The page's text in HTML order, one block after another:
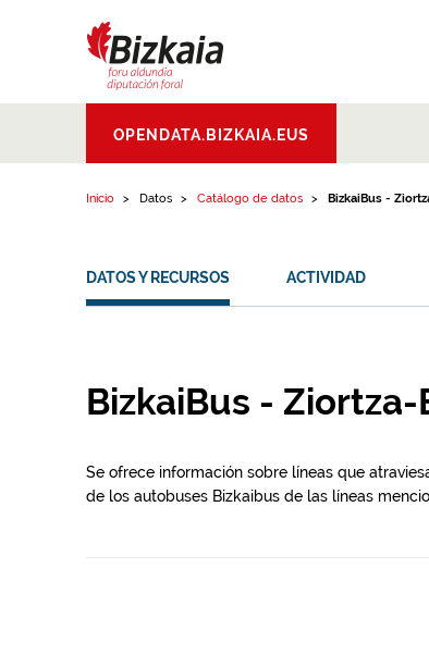
Aldundia.Diputacion
Foral de Bizkaia
OPENDATA.BIZKAIA.EUS
Inicio Datos Catálogo de datos BizkaiBus -
DATOS Y RECURSOS ACTIVIDAD
BizkaiBus -
Se ofrece información sobre líneas que
de los autobuses Bizkaibus de las líneas